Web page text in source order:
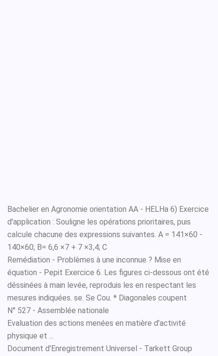
Bachelier en Agronomie orientation AA - HELHa 6) Exercice
d'application : Souligne les opérations prioritaires, puis
calcule chacune des expressions suivantes. A = 141×60 -
140×60; B= 6,6 ×7 + 7 ×3,4; C
Remédiation - Problèmes à une inconnue ? Mise en
équation - Pepit Exercice 6. Les figures ci-dessous ont été
déssinées à main levée, reproduis les en respectant les
mesures indiquées. se. Se Cou. * Diagonales coupent
N° 527 - Assemblée nationale
Evaluation des actions menées en matière d'activité
physique et ...
Document d'Enregistrement Universel - Tarkett Group